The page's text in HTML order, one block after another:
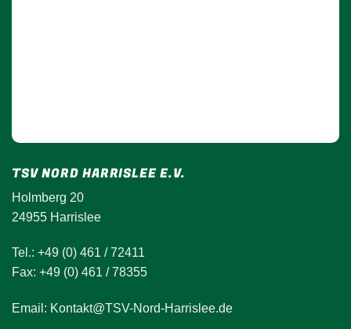
TSV NORD HARRISLEE E.V.
Holmberg 20
24955 Harrislee
Tel.: +49 (0) 461 / 72411
Fax: +49 (0) 461 / 78355
Email: Kontakt@TSV-Nord-Harrislee.de